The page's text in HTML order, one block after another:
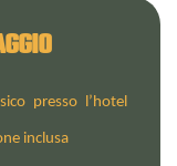
presso l’hotel
inclusa